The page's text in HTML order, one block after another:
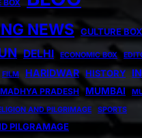
BOX
NEWS CULTURE BOX
DELHI ECONOMIC BOX
FILM HARIDWAR HISTORY
MADHYA PRADESH MUMBAI
AND PILGRIMAGE SPORTS
PILGRAMAGE